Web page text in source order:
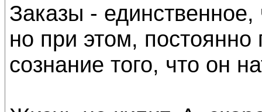
Заказы -
но при этом, постоянно
сознание того, что он